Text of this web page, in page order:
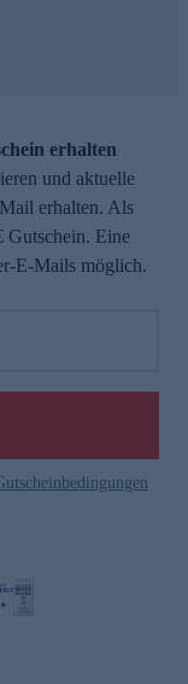
erhalten
und aktuelle
erhalten. Als
Gutschein. Eine
E-Mails möglich.